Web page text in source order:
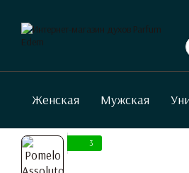
Женская Мужская
3